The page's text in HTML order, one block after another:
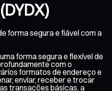
forma segura e fiável com a
forma segura e flexível de
com o
formatos de endereço e
enviar, receber e trocar
transações básicas, a